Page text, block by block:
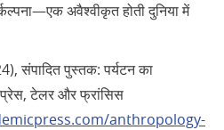
अवैश्वीकृत होती दुनिया में
संपादित पुस्तक: पर्यटन का
प्रेस, टेलर और फ्रांसिस
anthropology-